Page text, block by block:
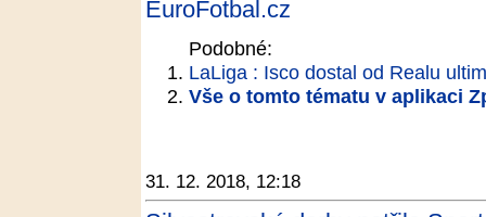
EuroFotbal.cz
Podobné:
LaLiga : Isco dostal od Realu
Vše o tomto tématu v aplikaci
31. 12. 2018, 12:18